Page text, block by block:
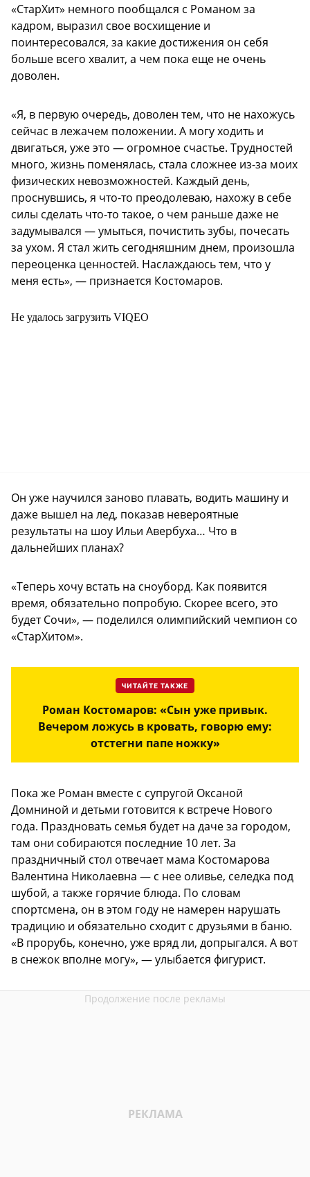
«СтарХит» немного пообщался с Романом за
кадром, выразил свое восхищение и
поинтересовался, за какие достижения он себя
больше всего хвалит, а чем пока еще не очень
доволен.
«Я, в первую очередь, доволен тем, что не нахожусь
сейчас в лежачем положении. А могу ходить и
двигаться, уже это — огромное счастье. Трудностей
много, жизнь поменялась, стала сложнее из-за моих
физических невозможностей. Каждый день,
проснувшись, я что-то преодолеваю, нахожу в себе
силы сделать что-то такое, о чем раньше даже не
задумывался — умыться, почистить зубы, почесать
за ухом. Я стал жить сегодняшним днем, произошла
переоценка ценностей. Наслаждаюсь тем, что у
меня есть», — признается Костомаров.
Не удалось загрузить VIQEO
Он уже научился заново плавать, водить машину и
даже вышел на лед, показав невероятные
результаты на шоу Ильи Авербуха… Что в
дальнейших планах?
«Теперь хочу встать на сноуборд. Как появится
время, обязательно попробую. Скорее всего, это
будет Сочи», — поделился олимпийский чемпион со
«СтарХитом».
ЧИТАЙТЕ ТАКЖЕ
Роман Костомаров: «Сын уже привык.
Вечером ложусь в кровать, говорю ему:
отстегни папе ножку»
Пока же Роман вместе с супругой Оксаной
Домниной и детьми готовится к встрече Нового
года. Праздновать семья будет на даче за городом,
там они собираются последние 10 лет. За
праздничный стол отвечает мама Костомарова
Валентина Николаевна — с нее оливье, селедка под
шубой, а также горячие блюда. По словам
спортсмена, он в этом году не намерен нарушать
традицию и обязательно сходит с друзьями в баню.
«В прорубь, конечно, уже вряд ли, допрыгался. А вот
в снежок вполне могу», — улыбается фигурист.